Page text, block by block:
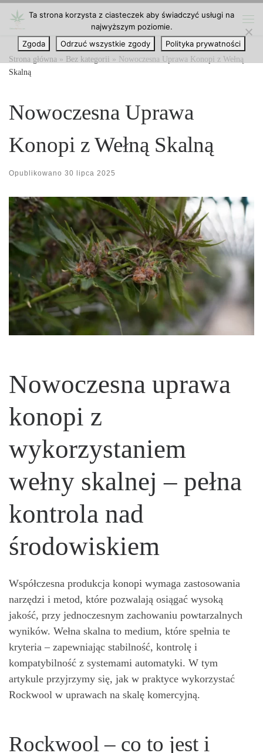
Przejdź do treści
Strona główna » Bez kategorii » Nowoczesna Uprawa Konopi z Wełną
Skalną
Nowoczesna Uprawa
Konopi z Wełną Skalną
Opublikowano 30 lipca 2025
Nowoczesna uprawa
konopi z
wykorzystaniem
wełny skalnej – pełna
kontrola nad
środowiskiem
Współczesna produkcja konopi wymaga zastosowania
narzędzi i metod, które pozwalają osiągać wysoką
jakość, przy jednoczesnym zachowaniu powtarzalnych
wyników. Wełna skalna to medium, które spełnia te
kryteria – zapewniając stabilność, kontrolę i
kompatybilność z systemami automatyki. W tym
artykule przyjrzymy się, jak w praktyce wykorzystać
Rockwool w uprawach na skalę komercyjną.
Rockwool – co to jest i
Ta strona korzysta z ciasteczek aby świadczyć usługi na
najwyższym poziomie.
Zgoda
Odrzuć wszystkie zgody Polityka prywatności